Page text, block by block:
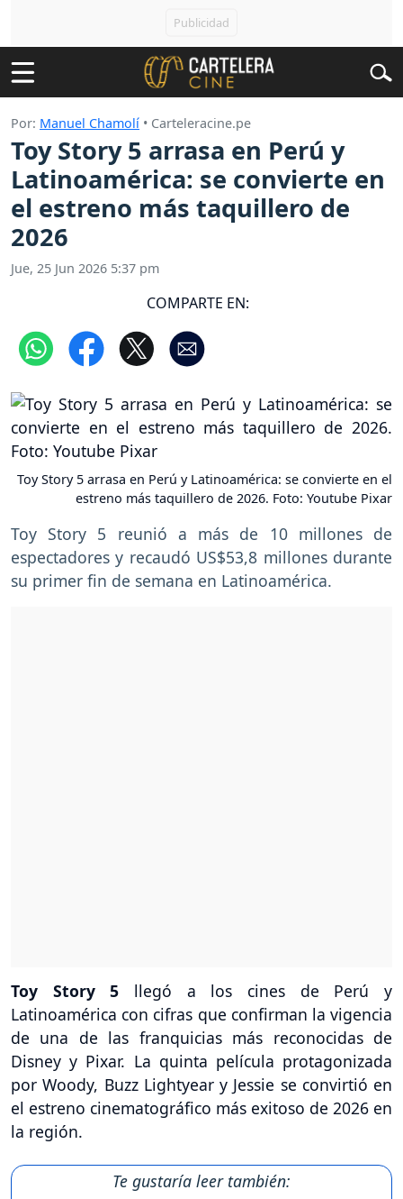
Por: Manuel Chamolí • Carteleracine.pe
Toy Story 5 arrasa en Perú y
Latinoamérica: se convierte en
el estreno más taquillero de
2026
Jue, 25 Jun 2026 5:37 pm
COMPARTE EN:
Toy Story 5 arrasa en Perú y Latinoamérica: se convierte en el
estreno más taquillero de 2026. Foto: Youtube Pixar
Toy Story 5 reunió a más de 10 millones de
espectadores y recaudó US$53,8 millones durante
su primer fin de semana en Latinoamérica.
Toy Story 5 llegó a los cines de Perú y
Latinoamérica con cifras que confirman la vigencia
de una de las franquicias más reconocidas de
Disney y Pixar. La quinta película protagonizada
por Woody, Buzz Lightyear y Jessie se convirtió en
el estreno cinematográfico más exitoso de 2026 en
la región.
Te gustaría leer también: